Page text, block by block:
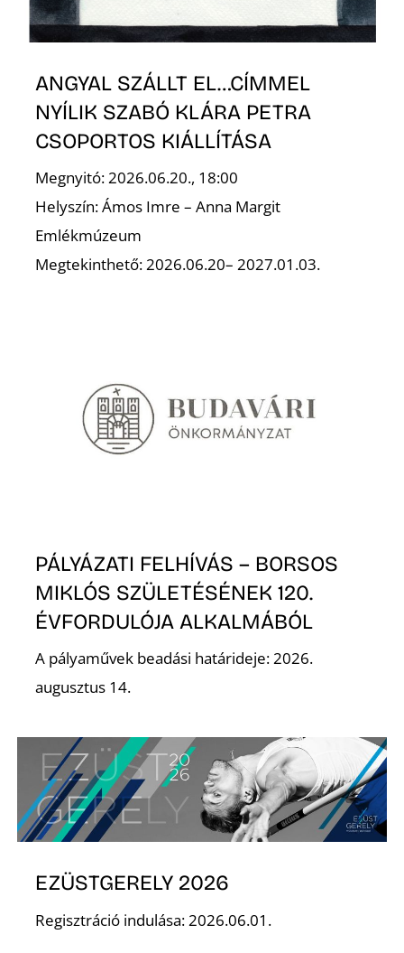
ANGYAL SZÁLLT EL…CÍMMEL
NYÍLIK SZABÓ KLÁRA PETRA
CSOPORTOS KIÁLLÍTÁSA
Megnyitó: 2026.06.20., 18:00
Helyszín: Ámos Imre – Anna Margit
Emlékmúzeum
Megtekinthető: 2026.06.20– 2027.01.03.
PÁLYÁZATI FELHÍVÁS – BORSOS
MIKLÓS SZÜLETÉSÉNEK 120.
ÉVFORDULÓJA ALKALMÁBÓL
A pályaművek beadási határideje: 2026.
augusztus 14.
EZÜSTGERELY 2026
Regisztráció indulása: 2026.06.01.